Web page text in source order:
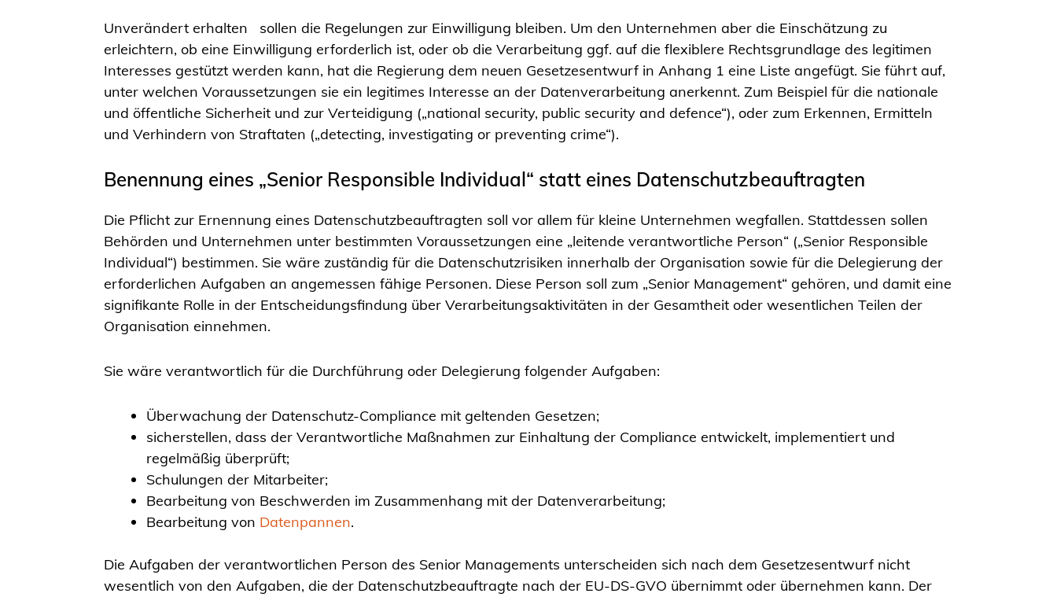
Unverändert erhalten sollen die Regelungen zur Einwilligung bleiben. Um den Unternehmen aber die Einschätzung zu
erleichtern, ob eine Einwilligung erforderlich ist, oder ob die Verarbeitung ggf. auf die flexiblere Rechtsgrundlage des legitimen
Interesses gestützt werden kann, hat die Regierung dem neuen Gesetzesentwurf in Anhang 1 eine Liste angefügt. Sie führt auf,
unter welchen Voraussetzungen sie ein legitimes Interesse an der Datenverarbeitung anerkennt. Zum Beispiel für die nationale
und öffentliche Sicherheit und zur Verteidigung („national security, public security and defence“), oder zum Erkennen, Ermitteln
und Verhindern von Straftaten („detecting, investigating or preventing crime“).
Benennung eines „Senior Responsible Individual“ statt eines Datenschutzbeauftragten
Die Pflicht zur Ernennung eines Datenschutzbeauftragten soll vor allem für kleine Unternehmen wegfallen. Stattdessen sollen
Behörden und Unternehmen unter bestimmten Voraussetzungen eine „leitende verantwortliche Person“ („Senior Responsible
Individual“) bestimmen. Sie wäre zuständig für die Datenschutzrisiken innerhalb der Organisation sowie für die Delegierung der
erforderlichen Aufgaben an angemessen fähige Personen. Diese Person soll zum „Senior Management“ gehören, und damit eine
signifikante Rolle in der Entscheidungsfindung über Verarbeitungsaktivitäten in der Gesamtheit oder wesentlichen Teilen der
Organisation einnehmen.
Sie wäre verantwortlich für die Durchführung oder Delegierung folgender Aufgaben:
Überwachung der Datenschutz-Compliance mit geltenden Gesetzen;
sicherstellen, dass der Verantwortliche Maßnahmen zur Einhaltung der Compliance entwickelt, implementiert und
regelmäßig überprüft;
Schulungen der Mitarbeiter;
Bearbeitung von Beschwerden im Zusammenhang mit der Datenverarbeitung;
Bearbeitung von Datenpannen.
Die Aufgaben der verantwortlichen Person des Senior Managements unterscheiden sich nach dem Gesetzesentwurf nicht
wesentlich von den Aufgaben, die der Datenschutzbeauftragte nach der EU-DS-GVO übernimmt oder übernehmen kann. Der